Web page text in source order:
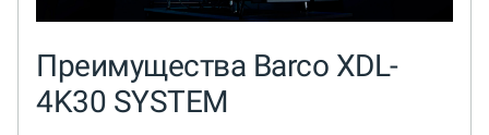
Преимущества Barco XDL-
4K30 SYSTEM